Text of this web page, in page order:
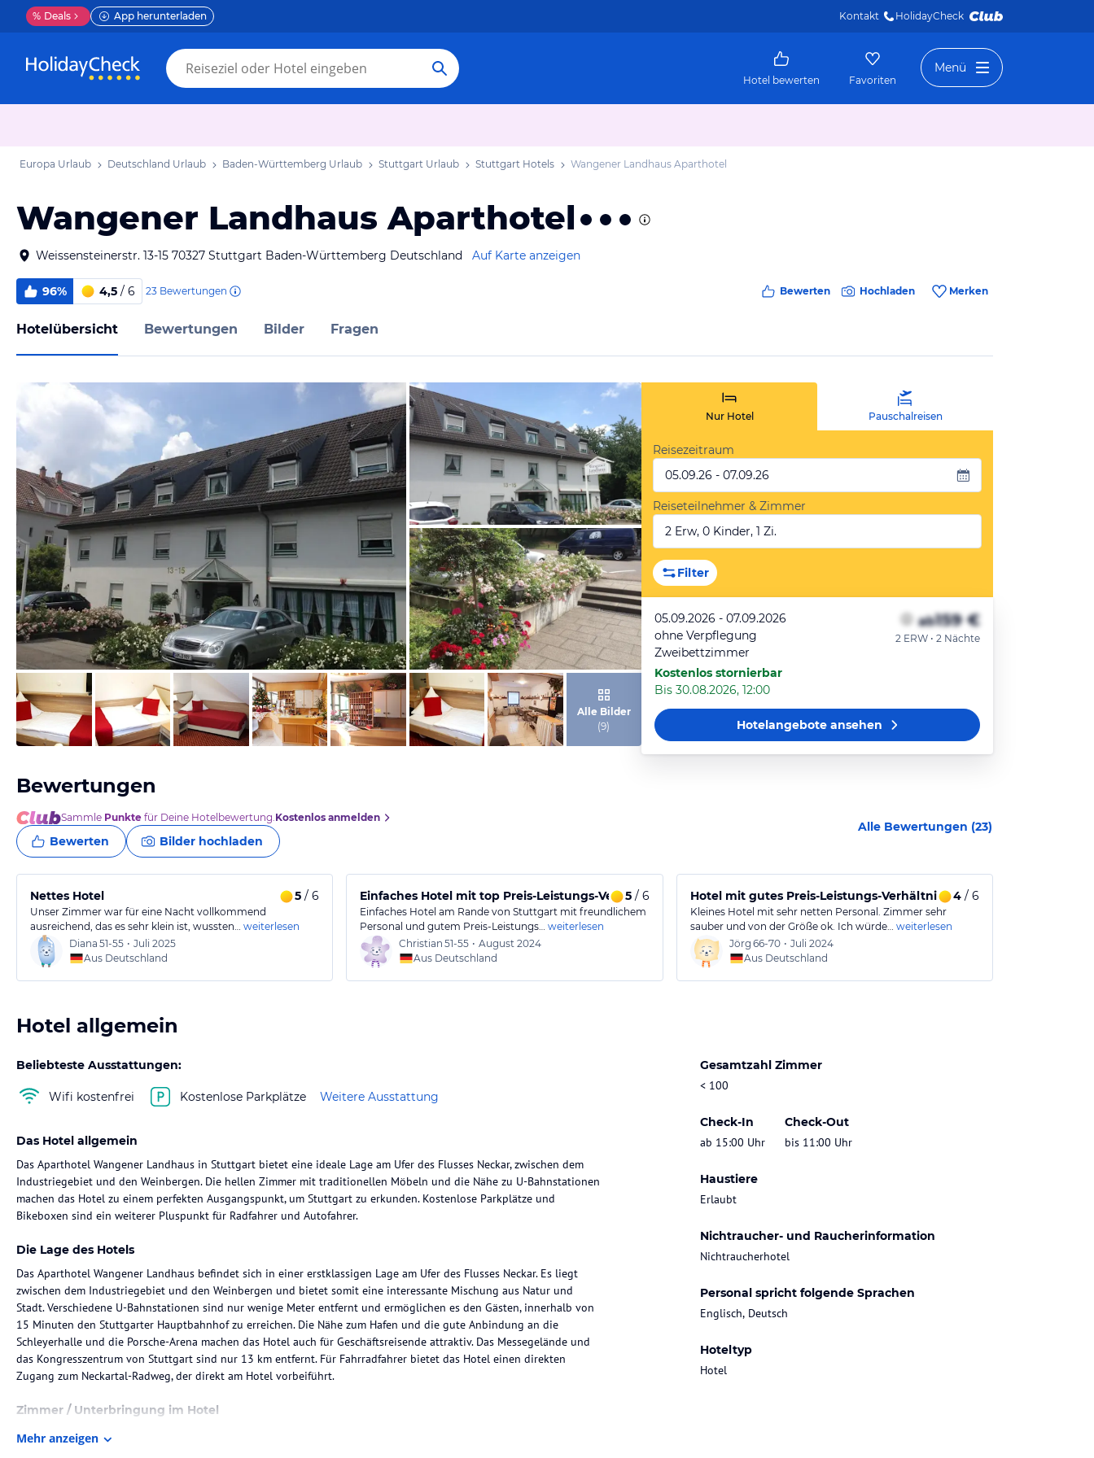
% Deals App herunterladen Kontakt HolidayCheck
Hotel bewerten Favoriten
Menü
Europa Urlaub Deutschland Urlaub Baden-Württemberg Urlaub Stuttgart Urlaub Stuttgart Hotels Wangener Landhaus Aparthotel
Wangener Landhaus Aparthotel
Weissensteinerstr. 13-15 70327 Stuttgart Baden-Württemberg Deutschland Auf Karte anzeigen
96% 4,5 / 6 23 Bewertungen Bewerten Hochladen Merken
Hotelübersicht Bewertungen Bilder Fragen
von Expedia
von Expedia
von Expedia
Alle Bilder
(9)
Nur Hotel Pauschalreisen
Reisezeitraum
05.09.26 - 07.09.26
Reiseteilnehmer & Zimmer
2 Erw, 0 Kinder, 1 Zi.
Filter
05.09.2026 - 07.09.2026
ohne Verpflegung
Zweibettzimmer
Kostenlos stornierbar
Bis 30.08.2026, 12:00
ab159 €
2 ERW • 2 Nächte
Hotelangeboteansehen
Bewertungen
Sammle Punkte für Deine Hotelbewertung.Kostenlos anmelden
Bewerten Bilder hochladen
Alle Bewertungen (23)
Nettes Hotel 5 / 6
Unser Zimmer war für eine Nacht vollkommend
ausreichend, das es sehr klein ist, wussten… weiterlesen
Diana 51-55 • Juli 2025
Aus Deutschland
Einfaches Hotel mit top Preis-Leistungs-Verhältnis
5/ 6
Einfaches Hotel am Rande von Stuttgart mit freundlichem
Personal und gutem Preis-Leistungs… weiterlesen
Christian 51-55 • August 2024
Aus Deutschland
Hotel mit gutes Preis-Leistungs-Verhältnis und freundlichem
4/ 6
Kleines Hotel mit sehr netten Personal. Zimmer sehr
sauber und von der Größe ok. Ich würde… weiterlesen
Jörg 66-70 • Juli 2024
Aus Deutschland
Hotel allgemein
Beliebteste Ausstattungen:
Wifi kostenfrei Kostenlose Parkplätze Weitere Ausstattung
Gesamtzahl Zimmer
< 100
Check-In
ab 15:00 Uhr
Check-Out
bis 11:00 Uhr
Haustiere
Erlaubt
Nichtraucher- und Raucherinformation
Nichtraucherhotel
Personal spricht folgende Sprachen
Englisch, Deutsch
Hoteltyp
Hotel
Das Hotel allgemein
Das Aparthotel Wangener Landhaus in Stuttgart bietet eine ideale Lage am Ufer des Flusses Neckar, zwischen dem
Industriegebiet und den Weinbergen. Die hellen Zimmer mit traditionellen Möbeln und die Nähe zu U-Bahnstationen
machen das Hotel zu einem perfekten Ausgangspunkt, um Stuttgart zu erkunden. Kostenlose Parkplätze und
Bikeboxen sind ein weiterer Pluspunkt für Radfahrer und Autofahrer.
Die Lage des Hotels
Das Aparthotel Wangener Landhaus befindet sich in einer erstklassigen Lage am Ufer des Flusses Neckar. Es liegt
zwischen dem Industriegebiet und den Weinbergen und bietet somit eine interessante Mischung aus Natur und
Stadt. Verschiedene U-Bahnstationen sind nur wenige Meter entfernt und ermöglichen es den Gästen, innerhalb von
15 Minuten den Stuttgarter Hauptbahnhof zu erreichen. Die Nähe zum Hafen und die gute Anbindung an die
Schleyerhalle und die Porsche-Arena machen das Hotel auch für Geschäftsreisende attraktiv. Das Messegelände und
das Kongresszentrum von Stuttgart sind nur 13 km entfernt. Für Fahrradfahrer bietet das Hotel einen direkten
Zugang zum Neckartal-Radweg, der direkt am Hotel vorbeiführt.
Zimmer / Unterbringung im Hotel
Die Zimmer im Aparthotel Wangener Landhaus sind hell und gemütlich eingerichtet und bieten traditionelle Möbel.
Mehr anzeigen